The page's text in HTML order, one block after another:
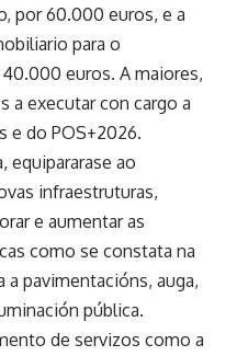
por 60.000 euros, e a
para o
euros. A maiores,
a executar con cargo a
e do POS+2026.
equipararase ao
infraestruturas,
e aumentar as
como se constata na
a pavimentacións, auga,
pública.
de servizos como a